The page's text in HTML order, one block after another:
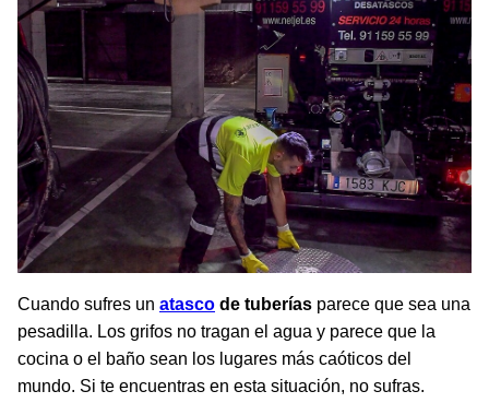
Cuando sufres un atasco de tuberías parece que sea una
pesadilla. Los grifos no tragan el agua y parece que la
cocina o el baño sean los lugares más caóticos del
mundo. Si te encuentras en esta situación, no sufras.